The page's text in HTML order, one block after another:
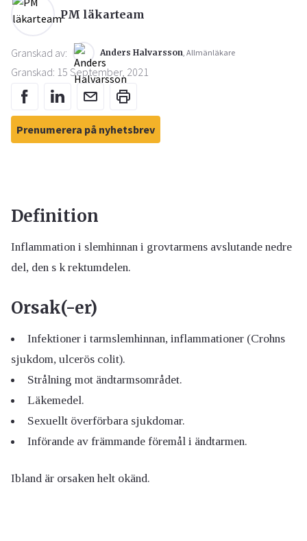
PM läkarteam
Granskad av: Anders Halvarsson, Allmänläkare
Granskad: 15 September, 2021
Prenumerera på nyhetsbrev
Definition
Inflammation i slemhinnan i grovtarmens avslutande nedre
del, den s k rektumdelen.
Orsak(-er)
Infektioner i tarmslemhinnan, inflammationer (Crohns
sjukdom, ulcerös colit).
Strålning mot ändtarmsområdet.
Läkemedel.
Sexuellt överförbara sjukdomar.
Införande av främmande föremål i ändtarmen.
Ibland är orsaken helt okänd.